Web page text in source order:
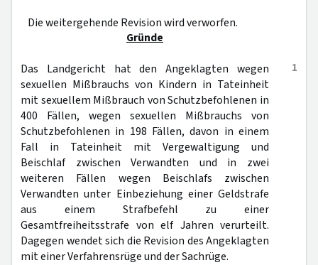
Die weitergehende Revision wird verworfen.
Gründe
1
Das Landgericht hat den Angeklagten wegen
sexuellen Mißbrauchs von Kindern in Tateinheit
mit sexuellem Mißbrauch von Schutzbefohlenen in
400 Fällen, wegen sexuellen Mißbrauchs von
Schutzbefohlenen in 198 Fällen, davon in einem
Fall in Tateinheit mit Vergewaltigung und
Beischlaf zwischen Verwandten und in zwei
weiteren Fällen wegen Beischlafs zwischen
Verwandten unter Einbeziehung einer Geldstrafe
aus einem Strafbefehl zu einer
Gesamtfreiheitsstrafe von elf Jahren verurteilt.
Dagegen wendet sich die Revision des Angeklagten
mit einer Verfahrensrüge und der Sachrüge.